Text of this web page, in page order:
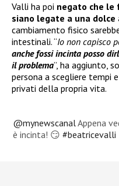
Valli ha poi negato che
siano legate a una
cambiamento fisico
intestinali. “Io non capisco
anche fossi incinta posso
il problema”, ha aggiunto,
persona a scegliere tempi
privati della propria vita.
@mynewscanalAppena
è incinta! 😏#beatricevalli